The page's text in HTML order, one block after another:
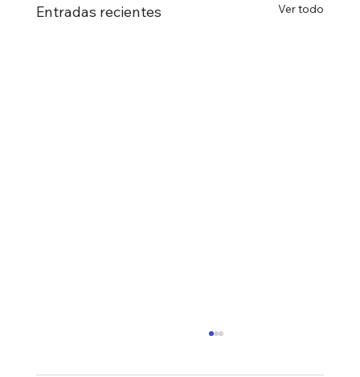
Entradas recientes Ver todo